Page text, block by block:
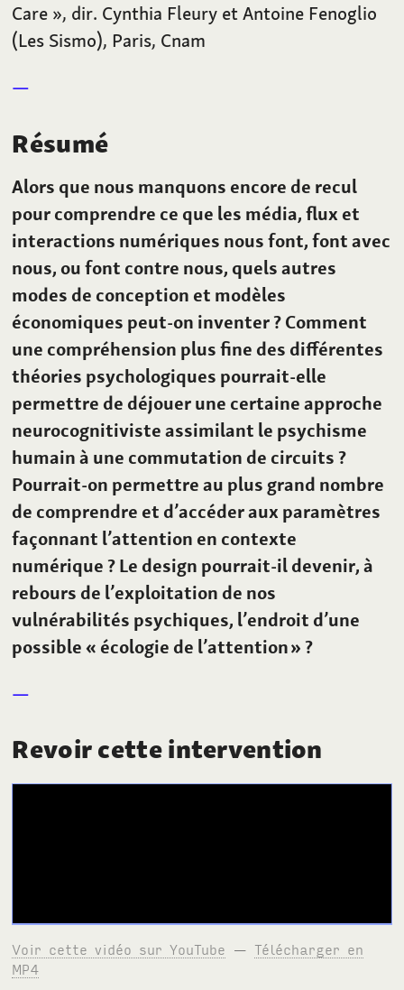
Care », dir. Cynthia Fleury et Antoine Fenoglio
(Les Sismo), Paris, Cnam
Résumé
Alors que nous manquons encore de recul
pour comprendre ce que les média, flux et
interactions numériques nous font, font avec
nous, ou font contre nous, quels autres
modes de conception et modèles
économiques peut-on inventer? Comment
une compréhension plus fine des différentes
théories psychologiques pourrait-elle
permettre de déjouer une certaine approche
neurocognitiviste assimilant le psychisme
humain à une commutation de circuits ?
Pourrait-on permettre au plus grand nombre
de comprendre et d’accéder aux paramètres
façonnant l’attention en contexte
numérique ? Le design pourrait-il devenir, à
rebours de l’exploitation de nos
vulnérabilités psychiques, l’endroit d’une
possible « écologie de l’attention » ?
Revoir cette intervention
Voir cette vidéo sur YouTube — Télécharger en
MP4